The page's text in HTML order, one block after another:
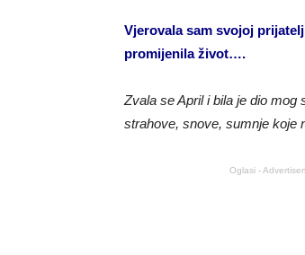
Vjerovala sam svojoj
promijenila život….
Zvala se April i bila je dio
strahove, snove, sumnje koje
Oglasi -